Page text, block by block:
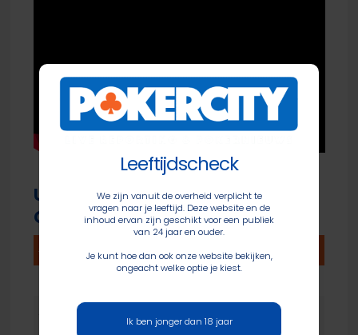
Uitslag finaletafel WPT World
Championship
# Naam Nationaliteit Prijs
Georgios
Sotiropoulos
$4.167.246
Leeftijdscheck
We zijn vanuit de overheid verplicht te
vragen naar je leeftijd. Deze website en de
inhoud ervan zijn geschikt voor een publiek
van 24 jaar en ouder.
Je kunt hoe dan ook onze website bekijken,
ongeacht welke optie je kiest.
Ik ben jonger dan 18 jaar